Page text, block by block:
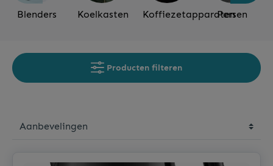
Blenders Koelkasten Koffiezetapparaten
Persen
Producten filteren